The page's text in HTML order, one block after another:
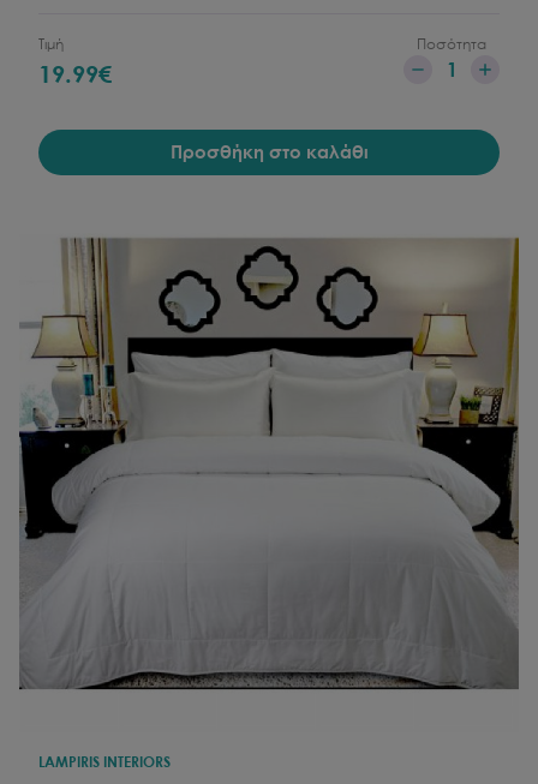
Τιμή
19.99€
Ποσότητα
1
Προσθήκη στο καλάθι
LAMPIRIS INTERIORS